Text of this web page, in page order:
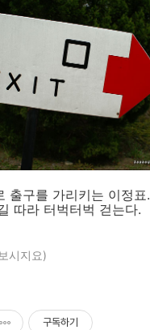
출구를 가리키는 이정표.
따라 터벅터벅 걷는다.
시지요)
구독하기